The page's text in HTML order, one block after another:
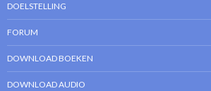
DOELSTELLING
FORUM
DOWNLOAD BOEKEN
DOWNLOAD AUDIO